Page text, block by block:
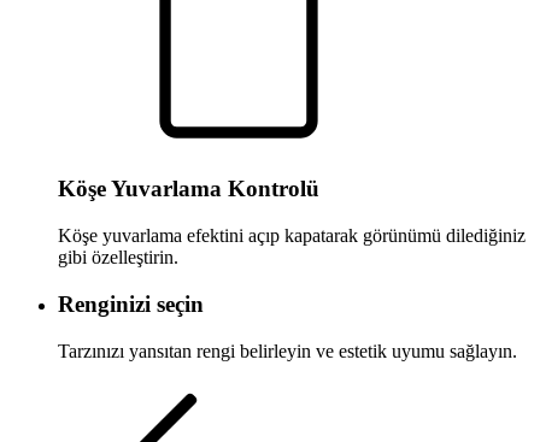
Köşe Yuvarlama Kontrolü
Köşe yuvarlama efektini açıp kapatarak görünümü dilediğiniz
gibi özelleştirin.
Renginizi seçin
Tarzınızı yansıtan rengi belirleyin ve estetik uyumu sağlayın.